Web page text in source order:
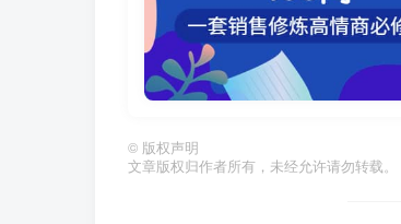
© 版权声明
文章版权归作者所有，未经允许请勿转载。